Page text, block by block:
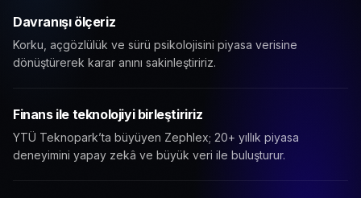
Davranışı ölçeriz
Korku, açgözlülük ve sürü psikolojisini piyasa verisine
dönüştürerek karar anını sakinleştiririz.
Finans ile teknolojiyi birleştiririz
YTÜ Teknopark’ta büyüyen Zephlex; 20+ yıllık piyasa
deneyimini yapay zekâ ve büyük veri ile buluşturur.